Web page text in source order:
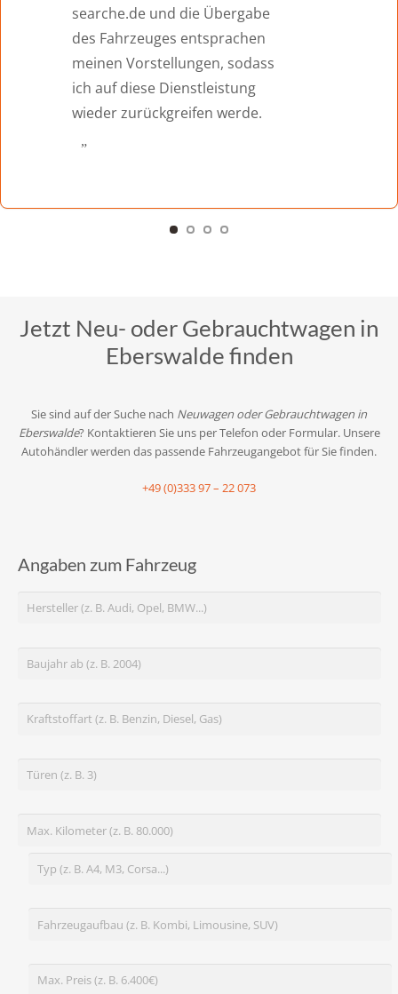
sofort behoben wurde. Ich
kann den Service von Car-
search nur empfehlen.
Jetzt Neu- oder Gebrauchtwagen in
Eberswalde finden
Sie sind auf der Suche nach Neuwagen oder Gebrauchtwagen in
Eberswalde? Kontaktieren Sie uns per Telefon oder Formular. Unsere
Autohändler werden das passende Fahrzeugangebot für Sie finden.
+49 (0)333 97 – 22 073
Angaben zum Fahrzeug